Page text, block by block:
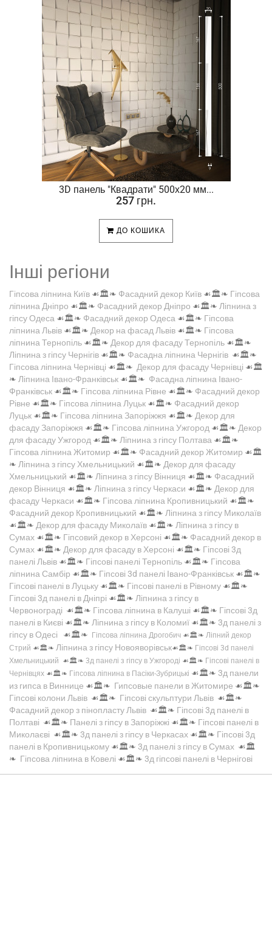
3D панель "Квадрати" 500х20 мм...
257 грн.
ДО КОШИКА
Інші регіони
Гіпсова ліпнина Київ ☙🏛️❧ Фасадний декор Київ ☙🏛️❧ Гіпсова
ліпнина Дніпро ☙🏛️❧ Фасадний декор Дніпро ☙🏛️❧ Ліпнина з
гіпсу Одеса ☙🏛️❧ Фасадний декор Одеса ☙🏛️❧ Гіпсова
ліпнина Львів ☙🏛️❧ Декор на фасад Львів ☙🏛️❧ Гіпсова
ліпнина Тернопіль ☙🏛️❧ Декор для фасаду Тернопіль ☙🏛️❧
Ліпнина з гіпсу Чернігів ☙🏛️❧ Фасадна ліпнина Чернігів ☙🏛️❧
Гіпсова ліпнина Чернівці ☙🏛️❧ Декор для фасаду Чернівці ☙🏛️
❧ Ліпнина Івано-Франківськ ☙🏛️❧ Фасадна ліпнина Івано-
Франківськ ☙🏛️❧ Гіпсова ліпнина Рівне ☙🏛️❧ Фасадний декор
Рівне ☙🏛️❧ Гіпсова ліпнина Луцьк ☙🏛️❧ Фасадний декор
Луцьк ☙🏛️❧ Гіпсова ліпнина Запоріжжя ☙🏛️❧ Декор для
фасаду Запоріжжя ☙🏛️❧ Гіпсова ліпнина Ужгород ☙🏛️❧ Декор
для фасаду Ужгород ☙🏛️❧ Ліпнина з гіпсу Полтава ☙🏛️❧
Гіпсова ліпнина Житомир ☙🏛️❧ Фасадний декор Житомир ☙🏛️
❧ Ліпнина з гіпсу Хмельницький ☙🏛️❧ Декор для фасаду
Хмельницький ☙🏛️❧ Ліпнина з гіпсу Вінниця ☙🏛️❧ Фасадний
декор Вінниця ☙🏛️❧ Ліпнина з гіпсу Черкаси ☙🏛️❧ Декор для
фасаду Черкаси ☙🏛️❧ Гіпсова ліпнина Кропивницький ☙🏛️❧
Фасадний декор Кропивницький ☙🏛️❧ Ліпнина з гіпсу Миколаїв
☙🏛️❧ Декор для фасаду Миколаїв ☙🏛️❧ Ліпнина з гіпсу в
Сумах ☙🏛️❧ Гіпсовий декор в Херсоні ☙🏛️❧ Фасадний декор в
Сумах ☙🏛️❧ Декор для фасаду в Херсоні ☙🏛️❧ Гіпсові 3д
панелі Львів ☙🏛️❧ Гіпсові панелі Тернопіль ☙🏛️❧ Гіпсова
ліпнина Самбір ☙🏛️❧ Гіпсові 3d панелі Івано-Франківськ ☙🏛️❧
Гіпсові панелі в Луцьку ☙🏛️❧ Гіпсові панелі в Рівному ☙🏛️❧
Гіпсові 3д панелі в Дніпрі ☙🏛️❧ Ліпнина з гіпсу в
Червонограді ☙🏛️❧ Гіпсова ліпнина в Калуші ☙🏛️❧ Гіпсові 3д
панелі в Києві ☙🏛️❧ Ліпнина з гіпсу в Коломиї ☙🏛️❧ 3д панелі з
гіпсу в Одесі ☙🏛️❧ Гіпсова ліпнина Дрогобич ☙🏛️❧ Ліпний декор
Стрий ☙🏛️❧ Ліпнина з гіпсу Новояворівськ☙🏛️❧ Гіпсові 3d панелі
Хмельницький ☙🏛️❧ 3д панелі з гіпсу в Ужгороді ☙🏛️❧ Гіпсові панелі в
Чернівцях ☙🏛️❧ Гіпсова ліпнина в Пасіки-Зубрицькі ☙🏛️❧ 3д панели
из гипса в Виннице ☙🏛️❧ Гипсовые панели в Житомире ☙🏛️❧
Гіпсові колони Львів ☙🏛️❧ Гіпсові скульптури Львів ☙🏛️❧
Фасадний декор з пінопласту Львів ☙🏛️❧ Гіпсові 3д панелі в
Полтаві ☙🏛️❧ Панелі з гіпсу в Запоріжжі ☙🏛️❧ Гіпсові панелі в
Миколаєві ☙🏛️❧ 3д панелі з гіпсу в Черкасах ☙🏛️❧ Гіпсові 3д
панелі в Кропивницькому ☙🏛️❧ 3д панелі з гіпсу в Сумах ☙🏛️
❧ Гіпсова ліпнина в Ковелі ☙🏛️❧ 3д гіпсові панелі в Чернігові